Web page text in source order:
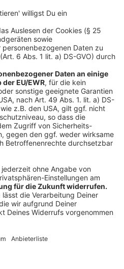
Essen zu
Ihre
den YouTube
zu laden!
um Videoinhalte
Service kann
Aktivitäten
lesen Sie die
stimmen Sie der
zu, um dieses